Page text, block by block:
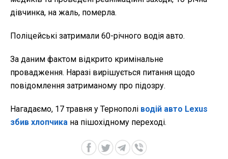
дівчинка, на жаль, померла.
Поліцейські затримали 60-річного водія авто.
За даним фактом відкрито кримінальне
провадження. Наразі вирішується питання щодо
повідомлення затриманому про підозру.
Нагадаємо, 17 травня у Тернополі водій авто Lexus
збив хлопчика на пішохідному переході.